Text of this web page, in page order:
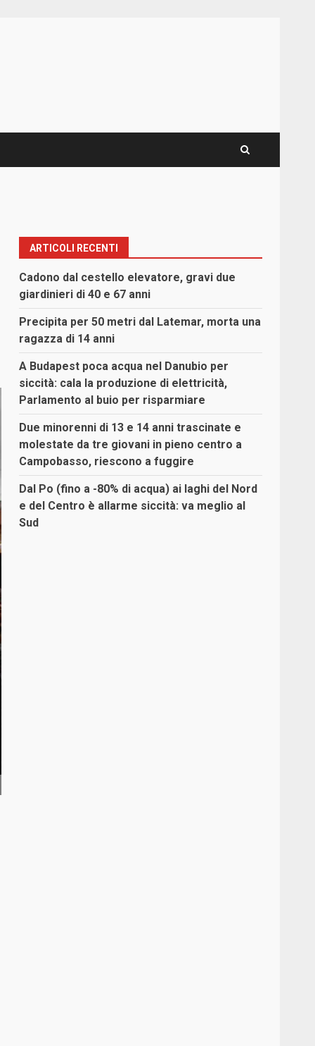
ARTICOLI RECENTI
Cadono dal cestello elevatore, gravi due
giardinieri di 40 e 67 anni
Precipita per 50 metri dal Latemar, morta una
ragazza di 14 anni
A Budapest poca acqua nel Danubio per
siccità: cala la produzione di elettricità,
Parlamento al buio per risparmiare
Due minorenni di 13 e 14 anni trascinate e
molestate da tre giovani in pieno centro a
Campobasso, riescono a fuggire
Dal Po (fino a -80% di acqua) ai laghi del Nord
e del Centro è allarme siccità: va meglio al
Sud